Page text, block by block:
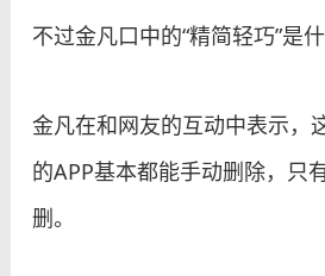
不过金凡口中的“精简轻巧”是
金凡在和网友的互动中表示，
的APP基本都能手动删除，只
删。